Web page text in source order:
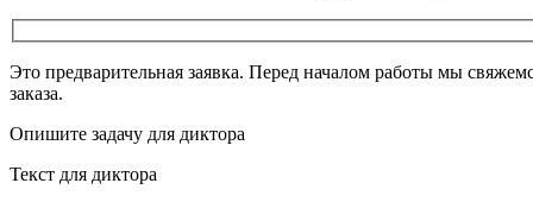
Это предварительная заявка. Перед началом работы мы
заказа.
Опишите задачу для диктора
Текст для диктора